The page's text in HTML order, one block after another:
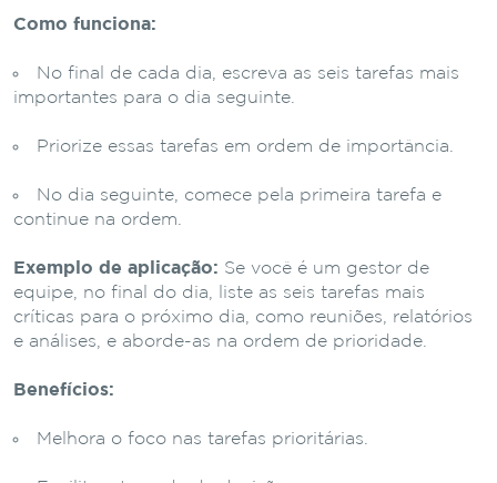
Como funciona:
No final de cada dia, escreva as seis tarefas mais
importantes para o dia seguinte.
Priorize essas tarefas em ordem de importância.
No dia seguinte, comece pela primeira tarefa e
continue na ordem.
Exemplo de aplicação: Se você é um gestor de
equipe, no final do dia, liste as seis tarefas mais
críticas para o próximo dia, como reuniões, relatórios
e análises, e aborde-as na ordem de prioridade.
Benefícios:
Melhora o foco nas tarefas prioritárias.